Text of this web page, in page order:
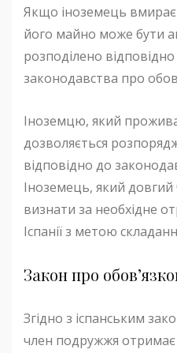
Якщо іноземець вмирає
його майно може бути
розподілено
законодавства про
Іноземцю, який
дозволяється
відповідно до
Іноземець, який довгий
визнати за необхідне
Іспанії з метою
Закон про
Згідно з іспанським
член подружжя отримає